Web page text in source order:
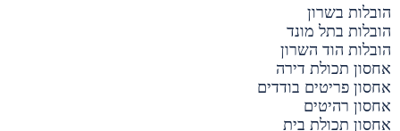
הובלות בשרון
הובלות בתל מונד
הובלות הוד השרון
אחסון תכולת דירה
אחסון פריטים בודדים
אחסון רהיטים
אחסון תכולת בית